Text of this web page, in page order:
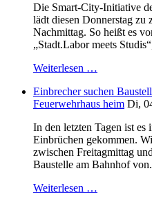
Die Smart-City-Initiative
lädt diesen Donnerstag zu
Nachmittag. So heißt es
„Stadt.Labor meets
Weiterlesen …
Einbrecher suchen
Feuerwehrhaus heim Di,
In den letzten Tagen ist es
Einbrüchen gekommen.
zwischen Freitagmittag
Baustelle am Bahnhof
Weiterlesen …